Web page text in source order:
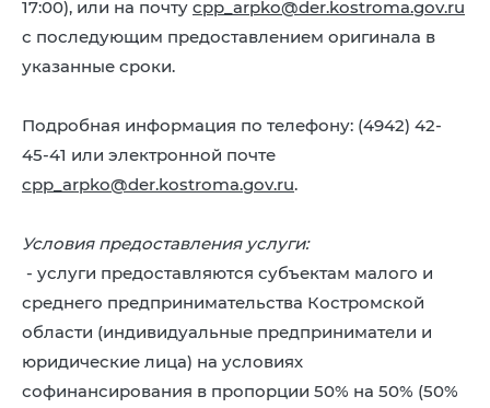
17:00), или на почту cpp_arpko@der.kostroma.gov.ru
с последующим предоставлением оригинала в
указанные сроки.
Подробная информация по телефону: (4942) 42-
45-41 или электронной почте
cpp_arpko@der.kostroma.gov.ru.
Условия предоставления услуги:
- услуги предоставляются субъектам малого и
среднего предпринимательства Костромской
области (индивидуальные предприниматели и
юридические лица) на условиях
софинансирования в пропорции 50% на 50% (50%